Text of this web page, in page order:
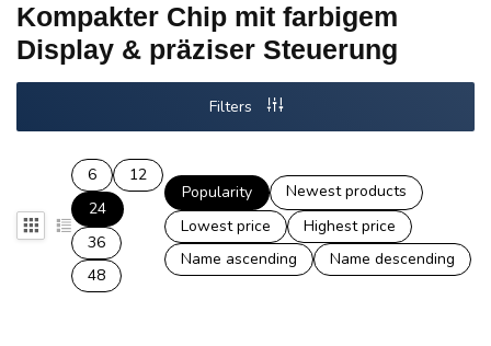
Kompakter Chip mit farbigem
Display & präziser Steuerung
Filters
6
12
24
36
48
Popularity
Newest products
Lowest price
Highest price
Name ascending
Name descending